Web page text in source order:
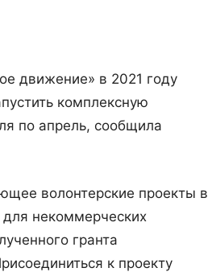
движение» в 2021 году
комплексную
по апрель, сообщила
волонтерские проекты в
для некоммерческих
гранта
к проекту